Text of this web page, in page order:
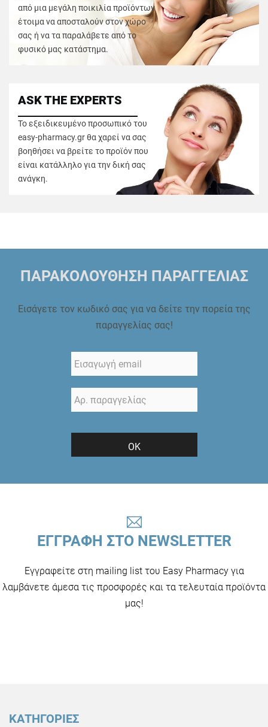
από μια μεγάλη ποικιλία προϊόντων
έτοιμα να αποσταλούν στον χώρο
σας ή να τα παραλάβετε από το
φυσικό μας κατάστημα.
ASK THE EXPERTS
Το εξειδικευμένο προσωπικό του
easy-pharmacy.gr θα χαρεί να σας
βοηθήσει να βρείτε το προϊόν που
είναι κατάλληλο για την δική σας
ανάγκη.
ΠΑΡΑΚΟΛΟΥΘΗΣΗ ΠΑΡΑΓΓΕΛΙΑΣ
Εισάγετε τον κωδικό σας για να δείτε την πορεία της
παραγγελίας σας!
ΟΚ
ΕΓΓΡΑΦΗ ΣΤΟ NEWSLETTER
Εγγραφείτε στη mailing list του Easy Pharmacy για
λαμβάνετε άμεσα τις προσφορές και τα τελευταία προϊόντα
μας!
ΚΑΤΗΓΟΡΙΕΣ